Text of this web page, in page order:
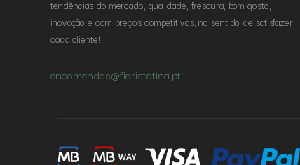
tendências do mercado, qualidade, frescura, bom gosto,
inovação e com preços competitivos, no sentido de satisfazer
cada cliente!
encomendas@floristatina.pt